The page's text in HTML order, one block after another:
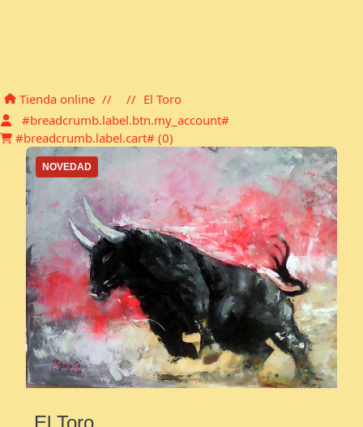
Tienda online // // El Toro
#breadcrumb.label.btn.my_account#
#breadcrumb.label.cart# (0)
NOVEDAD